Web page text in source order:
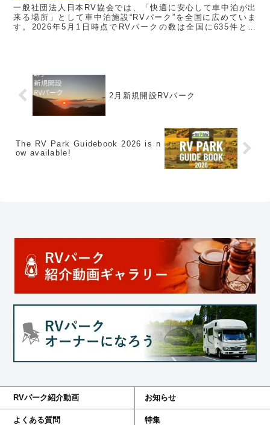
一般社団法人日本RV協会では、「快適に安心して車中泊が出
来る場所」として車中泊施設“RVパーク”を全国に広めていま
す。2026年5月1日時点でRVパークの数は全国に635件とな
2月新規開設RVパーク
The RV Park Guidebook 2026 is n
ow available!
RVパーク紹介動画 お知らせ
よくある質問 特集